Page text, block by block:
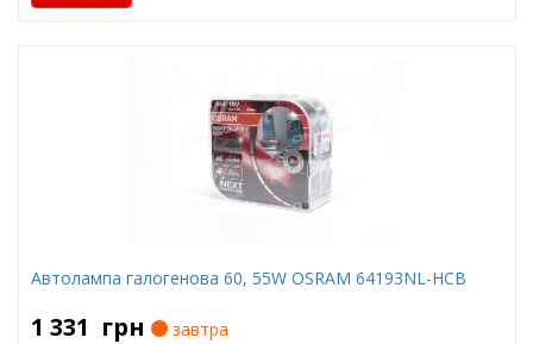
Автолампа галогенова 60, 55W OSRAM 64193NL-HCB
1 331 грн
завтра